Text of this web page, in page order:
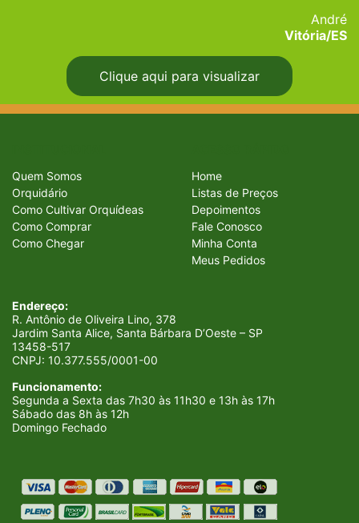
André
Vitória/ES
Clique aqui para visualizar
Endereço:
R. Antônio de Oliveira Lino, 378
Jardim Santa Alice, Santa Bárbara D’Oeste – SP
13458-517
CNPJ: 10.377.555/0001-00
Funcionamento:
Segunda a Sexta das 7h30 às 11h30 e 13h às 17h
Sábado das 8h às 12h
Domingo Fechado
Quem Somos
Orquidário
Como Cultivar Orquídeas
Como Comprar
Como Chegar
Home
Listas de Preços
Depoimentos
Fale Conosco
Minha Conta
Meus Pedidos